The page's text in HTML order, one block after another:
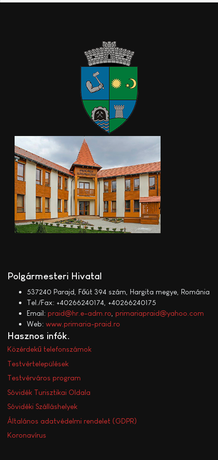
Polgármesteri Hivatal
537240 Parajd, Főút 394 szám, Hargita megye, Románia
Tel./Fax: +40266240174, +40266240175
Email: praid@hr.e-adm.ro primariapraid@yahoo.com
Web: www.primaria-praid.ro
Hasznos infók
Közérdekű telefonszámok
Testvértelepülések
Testvérváros program
Sóvidék Turisztikai Oldala
Sóvidéki Szálláshelyek
Általános adatvédelmi rendelet (GDPR)
Koronavírus